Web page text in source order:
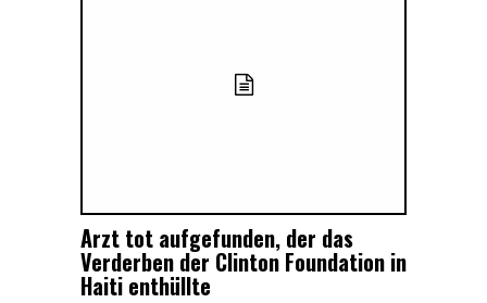
Arzt tot aufgefunden, der das
Verderben der Clinton Foundation in
Haiti enthüllte